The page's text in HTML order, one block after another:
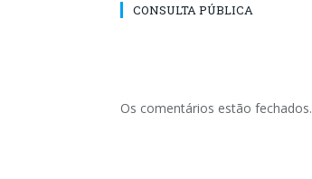
CONSULTA PÚBLICA
Os comentários estão fechados.